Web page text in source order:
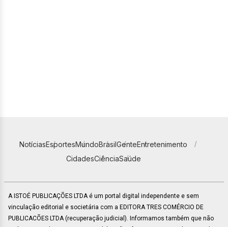
NotíciasEsportesMundoBrasilGenteEntretenimento
CidadesCiênciaSaúde
A ISTOÉ PUBLICAÇÕES LTDA é um portal digital independente e sem
vinculação editorial e societária com a EDITORA TRES COMÉRCIO DE
PUBLICACÕES LTDA (recuperação judicial). Informamos também que não